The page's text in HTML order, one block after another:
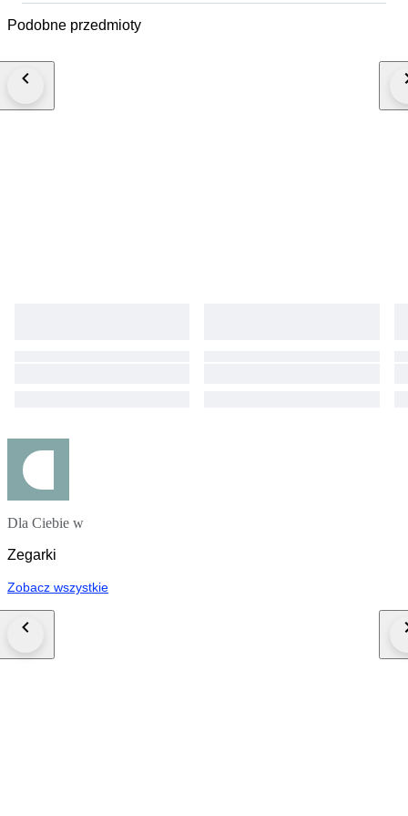
Podobne przedmioty
Dla Ciebie w
Zegarki
Zobacz wszystkie